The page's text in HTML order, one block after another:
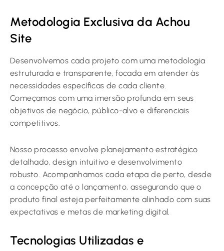
Metodologia Exclusiva da Achou
Site
Desenvolvemos cada projeto com uma metodologia
estruturada e transparente, focada em atender às
necessidades específicas de cada cliente.
Começamos com uma imersão profunda em seus
objetivos de negócio, público-alvo e diferenciais
competitivos.
Nosso processo envolve planejamento estratégico
detalhado, design intuitivo e desenvolvimento
robusto. Acompanhamos cada etapa de perto, desde
a concepção até o lançamento, assegurando que o
produto final esteja perfeitamente alinhado com suas
expectativas e metas de marketing digital.
Tecnologias Utilizadas e